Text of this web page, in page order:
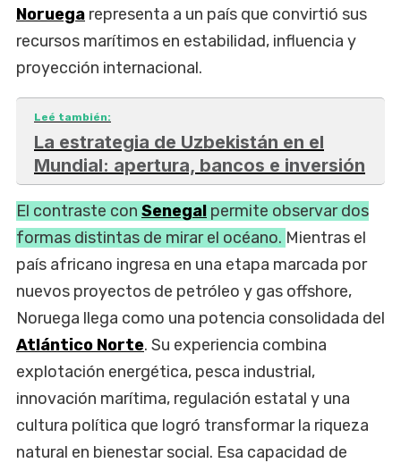
Noruega representa a un país que convirtió sus
recursos marítimos en estabilidad, influencia y
proyección internacional.
Leé también:
La estrategia de Uzbekistán en el
Mundial: apertura, bancos e inversión
El contraste con Senegal permite observar dos
formas distintas de mirar el océano. Mientras el
país africano ingresa en una etapa marcada por
nuevos proyectos de petróleo y gas offshore,
Noruega llega como una potencia consolidada del
Atlántico Norte. Su experiencia combina
explotación energética, pesca industrial,
innovación marítima, regulación estatal y una
cultura política que logró transformar la riqueza
natural en bienestar social. Esa capacidad de